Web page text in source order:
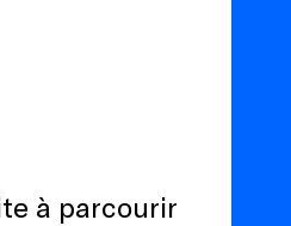
à parcourir